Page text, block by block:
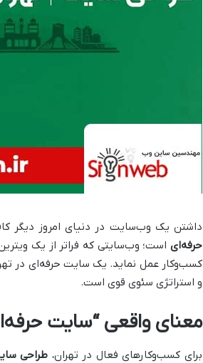
داشتن یک وب‌سایت در دنیای امروز دیگر
حرفه‌ای است؛ وب‌سایتی که فراتر از یک
کسب‌وکار عمل نماید. یک سایت حرفه‌ای در
و استراتژی سئوی قوی است.
معنای واقعی “سایت
برای کسب‌وکارهای فعال در تهران، طراحی